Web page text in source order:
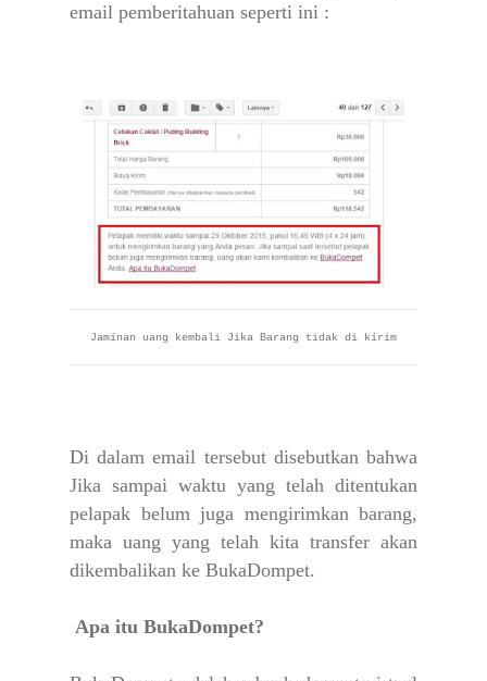
email pemberitahuan seperti ini :
Jaminan uang kembali Jika Barang tidak di kirim
Di dalam email tersebut disebutkan bahwa
Jika sampai waktu yang telah ditentukan
pelapak belum juga mengirimkan barang,
maka uang yang telah kita transfer akan
dikembalikan ke BukaDompet.
Apa itu BukaDompet?